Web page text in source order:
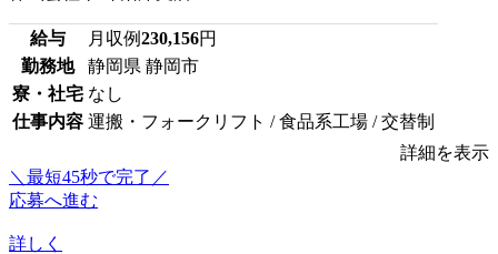
給与 月収例230,156円
勤務地
静岡県 静岡市
寮・社宅 なし
仕事内容 運搬・フォークリフト / 食品系工場 / 交替制
詳細を表示
＼最短45秒で完了／
応募へ進む
詳しく